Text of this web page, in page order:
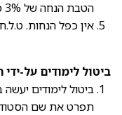
הטבת הנחה של 3% מעלות הקורס המלא.
אין כפל הנחות. ט.ל.ח
ביטול לימודים על-
ביטול לימודים
תפרט את שם